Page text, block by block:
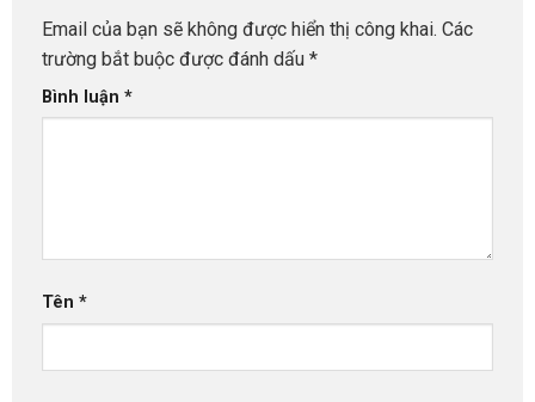
Email của bạn sẽ không được hiển thị công khai. Các
trường bắt buộc được đánh dấu *
Bình luận *
Tên *